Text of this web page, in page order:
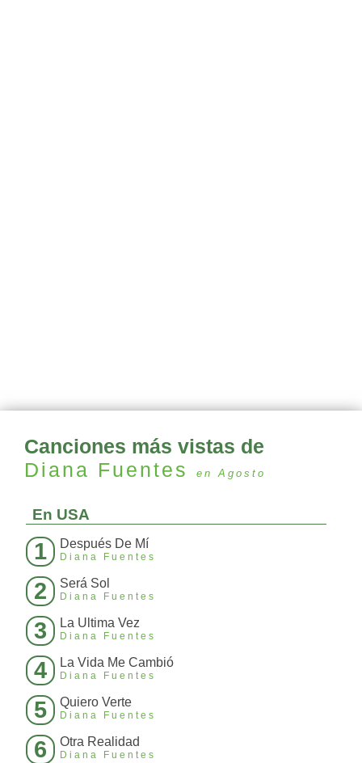
Canciones más vistas de
Diana Fuentes
en Agosto
En USA
1 Después De Mí
Diana Fuentes
2 Será Sol
Diana Fuentes
3 La Ultima Vez
Diana Fuentes
4 La Vida Me Cambió
Diana Fuentes
5 Quiero Verte
Diana Fuentes
6 Otra Realidad
Diana Fuentes